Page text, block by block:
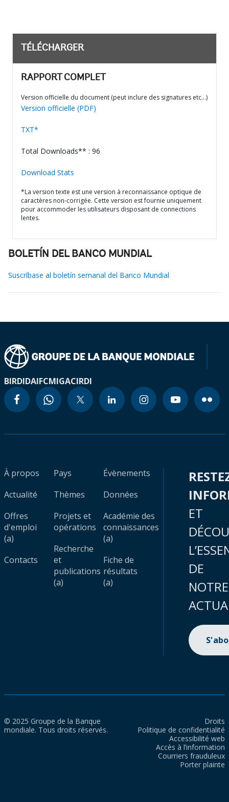
TÉLÉCHARGER
RAPPORT COMPLET
Version officielle du document (peut inclure des signatures etc…)
Version officielle (PDF)
TXT*
Total Downloads** : 96
Download Stats
*La version texte est une version à reconnaissance optique de
caractères non-corrigée. Cette version est fournie uniquement
pour accommoder les utilisateurs disposant de connections
lentes.
BOLETÍN DEL BANCO MUNDIAL
Suscríbase al boletín semanal del Banco Mundial
BIRDIDAIFCMIGACIRDI
À propos
Actualité
Offres
d'emploi
(a)
Contacts
Pays
Thèmes
Projets et
opérations
Recherche
et
publications
(a)
Évènements
Données
Académie des
connaissances
(a)
Fiche de
résultats
(a)
ET
DE
NOTRE
© 2025 Groupe de la Banque
mondiale. Tous droits réservés.
Droits
Politique de confidentialité
Accessibilité web
Accès à l’information
Courriers frauduleux
Porter plainte